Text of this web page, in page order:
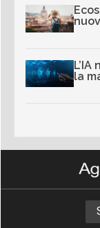
la